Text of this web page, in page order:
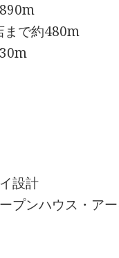
まで約480m
設計
ハウス・アー